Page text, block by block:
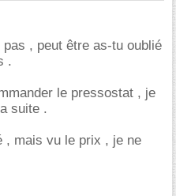
, peut être as-tu oublié
.
le pressostat , je
suite .
, mais vu le prix , je ne